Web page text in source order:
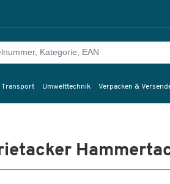
Transport Umwelttechnik Verpacken &